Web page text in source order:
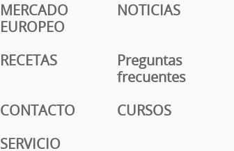
MERCADO
EUROPEO
NOTICIAS
RECETAS
Preguntas
frecuentes
CONTACTO
CURSOS
SERVICIO